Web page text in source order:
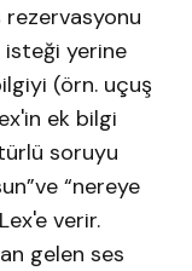
rezervasyonu
isteği yerine
(örn. uçuş
ek bilgi
soruyu
“nereye
verir.
gelen ses